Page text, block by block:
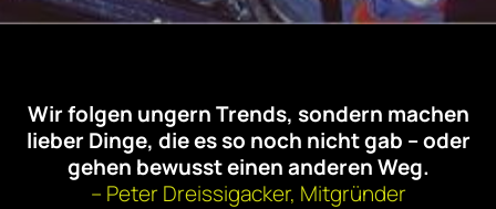
Wir folgen ungern Trends, sondern machen
lieber Dinge, die es so noch nicht gab – oder
gehen bewusst einen anderen Weg.
– Peter Dreissigacker, Mitgründer